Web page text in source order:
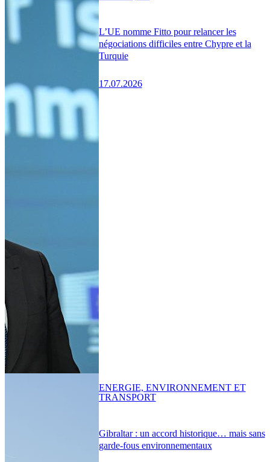
L’UE nomme Fitto pour relancer les
négociations difficiles entre Chypre et la
Turquie
17.07.2026
Gibraltar : un accord historique… mais sans
garde-fous environnementaux
ENERGIE, ENVIRONNEMENT ET
TRANSPORT